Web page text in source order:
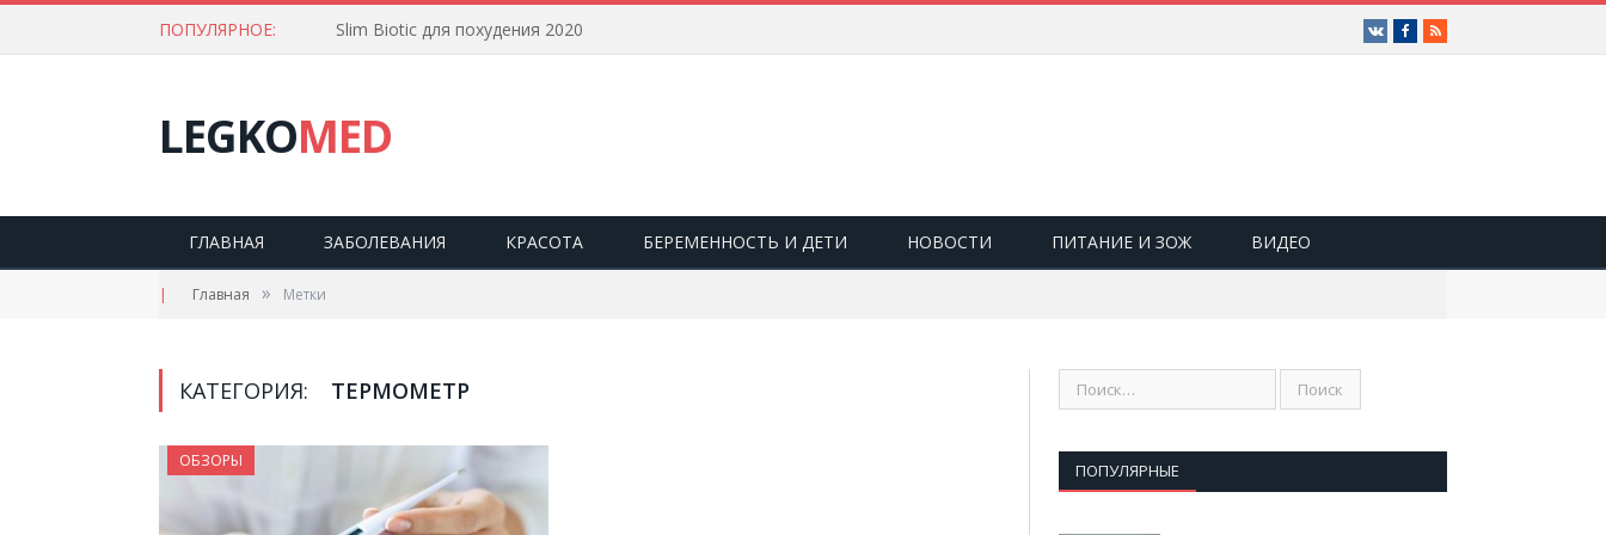
ПОПУЛЯРНОЕ: Slim Biotic для похудения 2020 Vk Facebook
RSS
LEGKOMED
ГЛАВНАЯ ЗАБОЛЕВАНИЯ КРАСОТА БЕРЕМЕННОСТЬ И ДЕТИ НОВОСТИ ПИТАНИЕ И ЗОЖ ВИДЕО
| Главная » Метки
КАТЕГОРИЯ: ТЕРМОМЕТР
ОБЗОРЫ ПОПУЛЯРНЫЕ